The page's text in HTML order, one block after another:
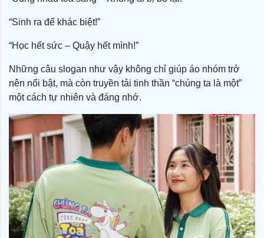
“Sinh ra để khác biệt!”
“Học hết sức – Quậy hết mình!”
Những câu slogan như vậy không chỉ giúp áo nhóm trở
nên nổi bật, mà còn truyền tải tinh thần “chúng ta là một”
một cách tự nhiên và đáng nhớ.